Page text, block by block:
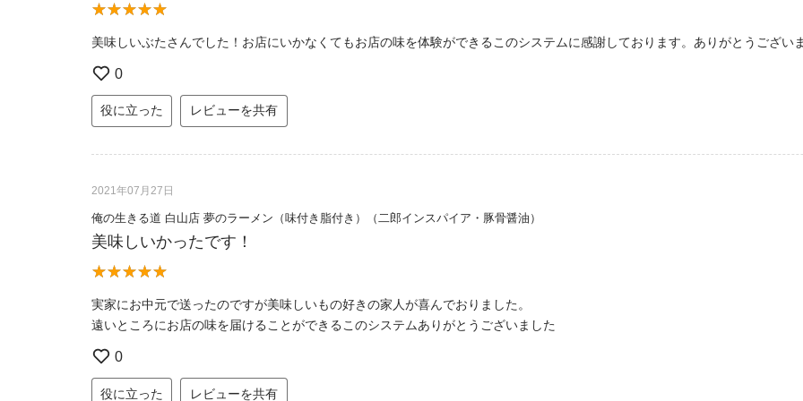
美味しいぶたさんでした！お店にいかなくてもお店の味を体験ができるこのシステムに感謝しております。ありがとうござい
0
役に立った レビューを共有
2021年07月27日
俺の生きる道 白山店 夢のラーメン（味付き脂付き）（二郎インスパイア・豚骨醤油）
美味しいかったです！
実家にお中元で送ったのですが美味しいもの好きの家人が喜んでおりました。
遠いところにお店の味を届けることができるこのシステムありがとうございました
0
役に立った レビューを共有